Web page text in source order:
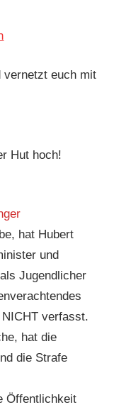
vernetzt euch mit
Hut hoch!
hat Hubert
und
Jugendlicher
verfasst.
hat die
die Strafe
Öffentlichkeit